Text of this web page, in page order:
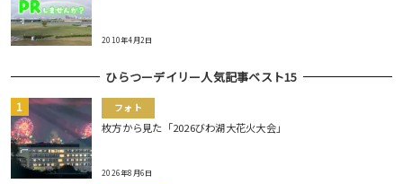
2010年4月2日
ひらつーデイリー人気記事ベスト15
フォト
枚方から見た「2026びわ湖大花火大会」
2026年8月6日